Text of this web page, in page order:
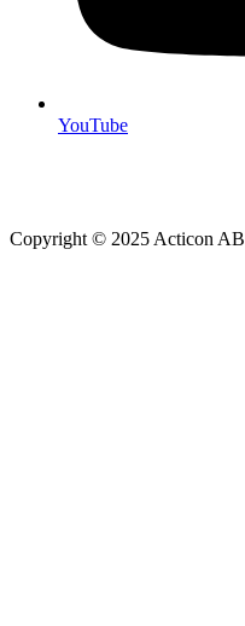
YouTube
Copyright © 2025 Acticon AB